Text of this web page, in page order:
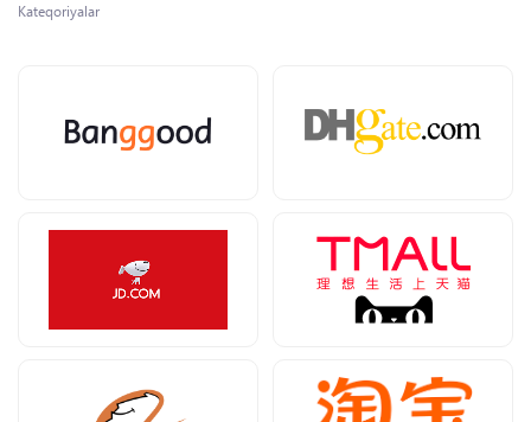
Kateqoriyalar